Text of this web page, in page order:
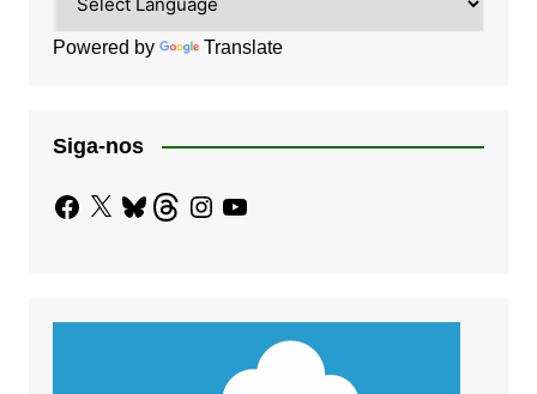
Powered by Translate
Siga-nos
Facebook
X BlueskyThreadsInstagram
YouTube